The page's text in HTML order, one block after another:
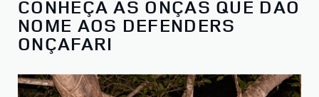
CONHEÇA AS ONÇAS QUE DÃO
NOME AOS DEFENDERS
ONÇAFARI